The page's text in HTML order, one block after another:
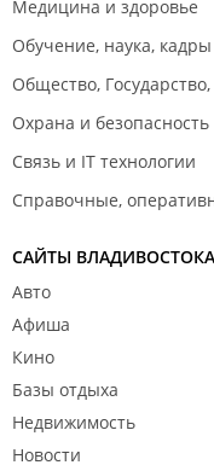
Медицина и здоровье
Обучение, наука, кадры
Общество,
Охрана и безопасность
Связь и IT технологии
Справочные,
САЙТЫ ВЛАДИВОСТОКА
Авто
Афиша
Кино
Базы отдыха
Недвижимость
Новости